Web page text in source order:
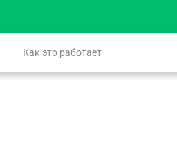
Как это работает